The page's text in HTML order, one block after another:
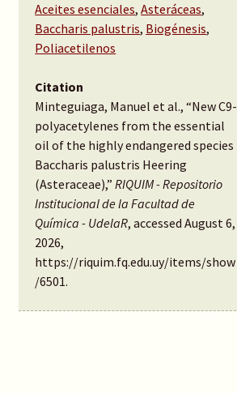
Aceites esenciales,Asteráceas,
Baccharis palustris, Biogénesis,
Poliacetilenos
Citation
Minteguiaga, Manuel et al., “New C9-
polyacetylenes from the essential
oil of the highly endangered species
Baccharis palustris Heering
(Asteraceae),”RIQUIM - Repositorio
Institucional de la Facultad de
Química - UdelaR, accessed August 6,
2026,
https://riquim.fq.edu.uy/items/show
/6501.